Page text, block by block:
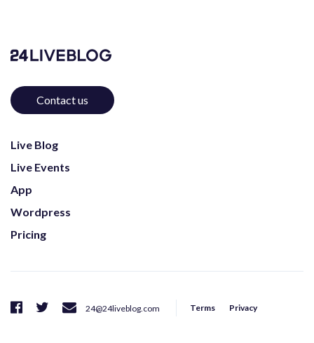
Contact us
Live Blog
Live Events
App
Wordpress
Pricing
24@24liveblog.com Terms Privacy